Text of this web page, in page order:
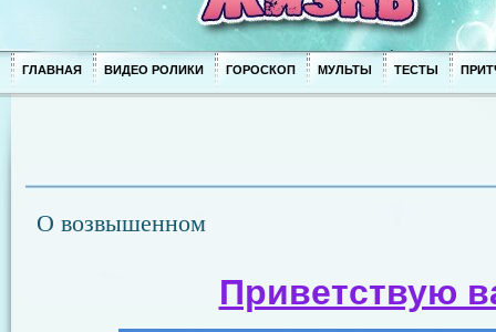
ГЛАВНАЯ ВИДЕО РОЛИКИ ГОРОСКОП МУЛЬТЫ ТЕСТЫ
О возвышенном
Приветствую